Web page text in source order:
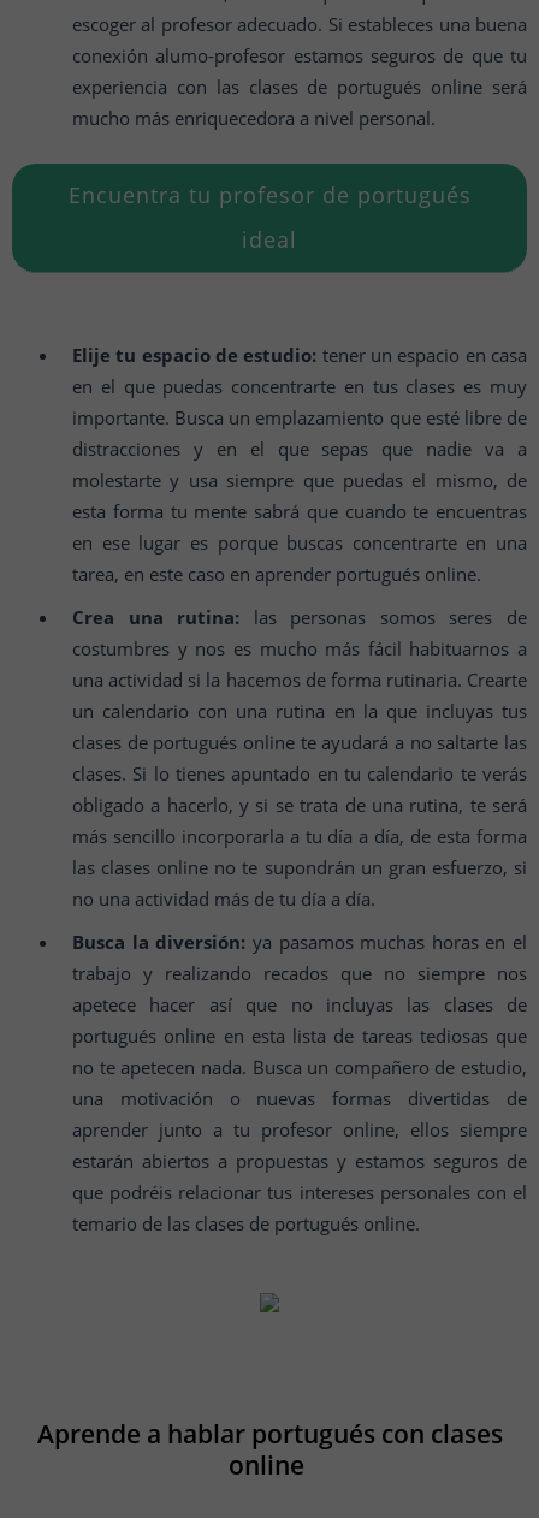
escoger al profesor adecuado. Si estableces una buena
conexión alumo-profesor estamos seguros de que tu
experiencia con las clases de portugués online será
mucho más enriquecedora a nivel personal.
Encuentra tu profesor de portugués
ideal
Elije tu espacio de estudio: tener un espacio en casa
en el que puedas concentrarte en tus clases es muy
importante. Busca un emplazamiento que esté libre de
distracciones y en el que sepas que nadie va a
molestarte y usa siempre que puedas el mismo, de
esta forma tu mente sabrá que cuando te encuentras
en ese lugar es porque buscas concentrarte en una
tarea, en este caso en aprender portugués online.
Crea una rutina: las personas somos seres de
costumbres y nos es mucho más fácil habituarnos a
una actividad si la hacemos de forma rutinaria. Crearte
un calendario con una rutina en la que incluyas tus
clases de portugués online te ayudará a no saltarte las
clases. Si lo tienes apuntado en tu calendario te verás
obligado a hacerlo, y si se trata de una rutina, te será
más sencillo incorporarla a tu día a día, de esta forma
las clases online no te supondrán un gran esfuerzo, si
no una actividad más de tu día a día.
Busca la diversión: ya pasamos muchas horas en el
trabajo y realizando recados que no siempre nos
apetece hacer así que no incluyas las clases de
portugués online en esta lista de tareas tediosas que
no te apetecen nada. Busca un compañero de estudio,
una motivación o nuevas formas divertidas de
aprender junto a tu profesor online, ellos siempre
estarán abiertos a propuestas y estamos seguros de
que podréis relacionar tus intereses personales con el
temario de las clases de portugués online.
Aprende a hablar portugués con clases
online